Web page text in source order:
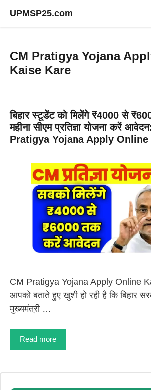
UPMSP25.com
CM Pratigya Yojana
Kaise Kare
बिहार स्टूडेंट को मिलेंगे ₹4000 से
महीना सीएम प्रतिज्ञा योजना करें
Pratigya Yojana Apply Online
CM Pratigya Yojana Apply Online
आपको बताते हुए खुशी हो रही है कि बिहार
मुख्यमंत्री …
Read more